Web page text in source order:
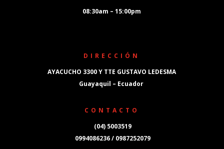
08:30am – 15:00pm
DIRECCIÓN
AYACUCHO 3300 Y TTE GUSTAVO LEDESMA
Guayaquil – Ecuador
CONTACTO
(04) 5003519
0994086236 / 0987252079